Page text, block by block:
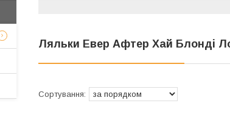
Ляльки Евер Афтер Хай Блонді